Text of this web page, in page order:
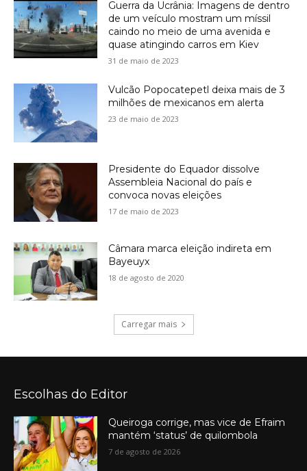
Guerra da Ucrânia: Imagens de dentro
de um veículo mostram um míssil
caindo no meio de uma avenida e
quase atingindo carros em Kiev
31 de maio de 2023
Vulcão Popocatepetl deixa mais de 3
milhões de mexicanos em alerta
23 de maio de 2023
Presidente do Equador dissolve
Assembleia Nacional do país e
convoca novas eleições
17 de maio de 2023
Câmara marca eleição indireta em
Bayeuyx
18 de agosto de 2020
Carregar mais
Escolhas do Editor
Queiroga corrige, mas vice de Efraim
mantém ‘status’ de quilombola
7 de agosto de 2026